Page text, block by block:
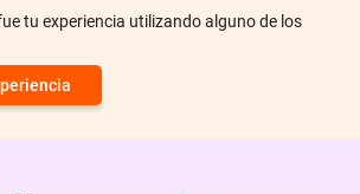
tu experiencia utilizando alguno de los